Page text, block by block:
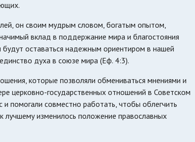
он своим мудрым словом, богатым опытом,
вклад в поддержание мира и благостояния
оставаться надежным ориентиром в нашей
духа в союзе мира (Еф. 4:3).
которые позволяли обмениваться мнениями и
церковно-государственных отношений в Советском
помогали совместно работать, чтобы облегчить
изменилось положение православных